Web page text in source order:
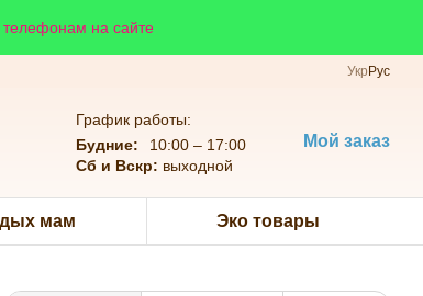
телефонам на сайте
Укр Рус
График работы:
Будние:
10:00 – 17:00
Сб и Вскр: выходной
Мой заказ
мам Эко товары